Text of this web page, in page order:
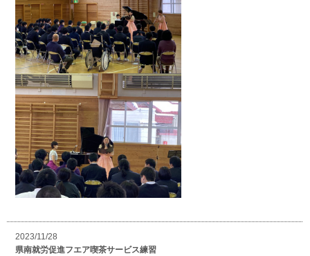
2023/11/28
県南就労促進フエア喫茶サービス練習